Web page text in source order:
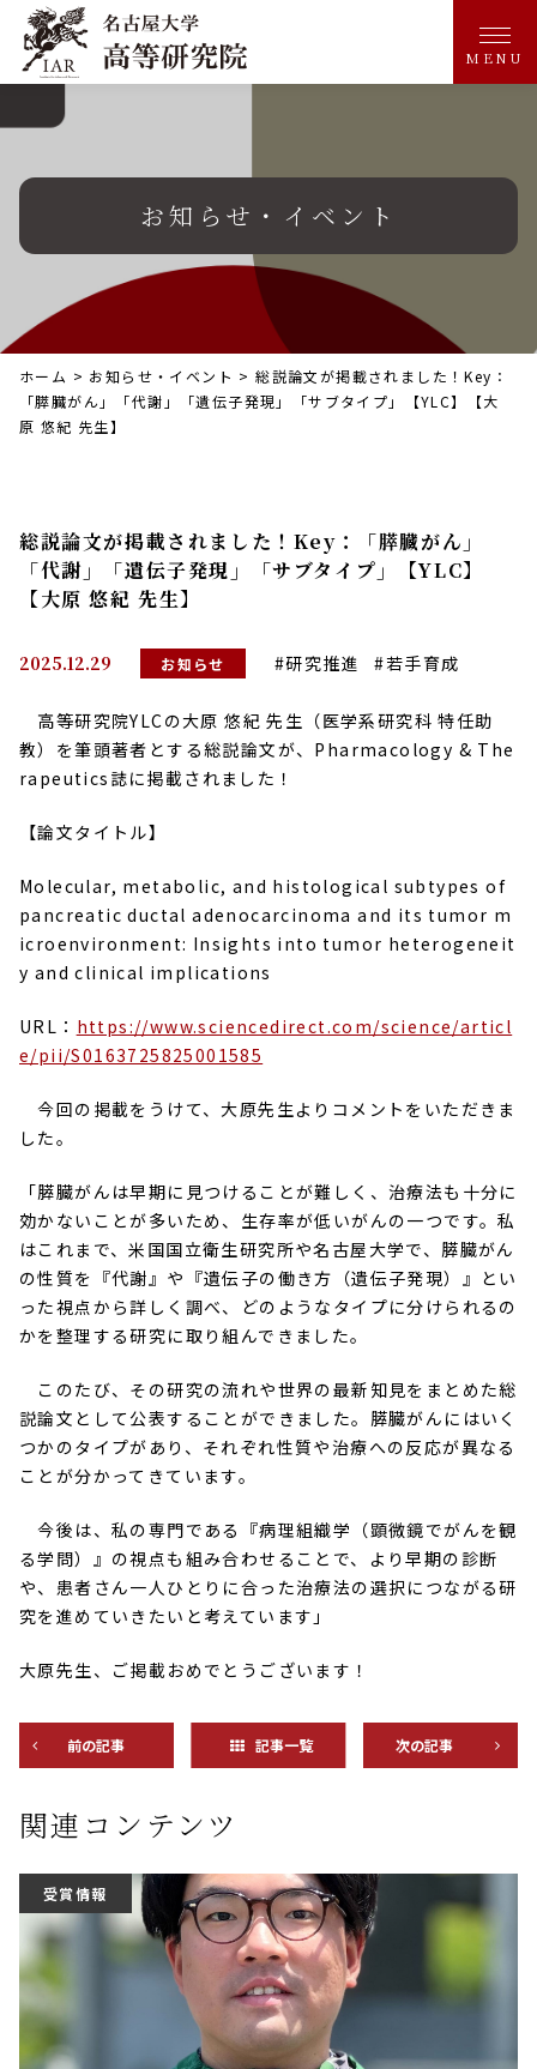
MENU
お知らせ・イベント
ホーム > お知らせ・イベント >総説論文が掲載されました！Key：
「膵臓がん」「代謝」「遺伝子発現」「サブタイプ」【YLC】【大
原 悠紀 先生】
総説論文が掲載されました！Key：「膵臓がん」
「代謝」「遺伝子発現」「サブタイプ」【YLC】
【大原 悠紀 先生】
2025.12.29 お知らせ #研究推進 #若手育成
高等研究院YLCの大原 悠紀 先生（医学系研究科 特任助
教）を筆頭著者とする総説論文が、Pharmacology & The
rapeutics 誌に掲載されました！
【論文タイトル】
Molecular, metabolic, and histological subtypes of
pancreatic ductal adenocarcinoma and its tumor m
icroenvironment: Insights into tumor heterogeneit
y and clinical implications
URL： https://www.sciencedirect.com/science/articl
e/pii/S0163725825001585
今回の掲載をうけて、大原先生よりコメントをいただきま
した。
「膵臓がんは早期に見つけることが難しく、治療法も十分に
効かないことが多いため、生存率が低いがんの一つです。私
はこれまで、米国国立衛生研究所や名古屋大学で、膵臓がん
の性質を『代謝』や『遺伝子の働き方（遺伝子発現）』とい
った視点から詳しく調べ、どのようなタイプに分けられるの
かを整理する研究に取り組んできました。
このたび、その研究の流れや世界の最新知見をまとめた総
説論文として公表することができました。膵臓がんにはいく
つかのタイプがあり、それぞれ性質や治療への反応が異なる
ことが分かってきています。
今後は、私の専門である『病理組織学（顕微鏡でがんを観
る学問）』の視点も組み合わせることで、より早期の診断
や、患者さん一人ひとりに合った治療法の選択につながる研
究を進めていきたいと考えています」
大原先生、ご掲載おめでとうございます！
前の記事 記事一覧 次の記事
関連コンテンツ
受賞情報